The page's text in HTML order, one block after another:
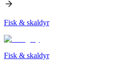
Fisk & skaldyr
Fisk & skaldyr